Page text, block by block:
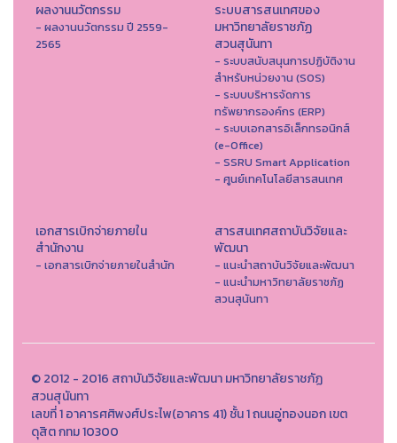
ผลงานนวัตกรรม
- ผลงานนวัตกรรม ปี 2559-
2565
ระบบสารสนเทศของ
มหาวิทยาลัยราชภัฏ
สวนสุนันทา
- ระบบสนับสนุนการปฏิบัติงาน
สำหรับหน่วยงาน (SOS)
- ระบบบริหารจัดการ
ทรัพยากรองค์กร (ERP)
- ระบบเอกสารอิเล็กทรอนิกส์
(e-Office)
- SSRU Smart Application
- ศูนย์เทคโนโลยีสารสนเทศ
เอกสารเบิกจ่ายภายใน
สำนักงาน
- เอกสารเบิกจ่ายภายในสำนัก
สารสนเทศสถาบันวิจัยและ
พัฒนา
- แนะนำสถาบันวิจัยและพัฒนา
- แนะนำมหาวิทยาลัยราชภัฏ
สวนสุนันทา
© 2012 - 2016 สถาบันวิจัยและพัฒนา มหาวิทยาลัยราชภัฏ
สวนสุนันทา
เลขที่ 1 อาคารศศิพงศ์ประไพ(อาคาร 41) ชั้น 1 ถนนอู่ทองนอก เขต
ดุสิต กทม 10300